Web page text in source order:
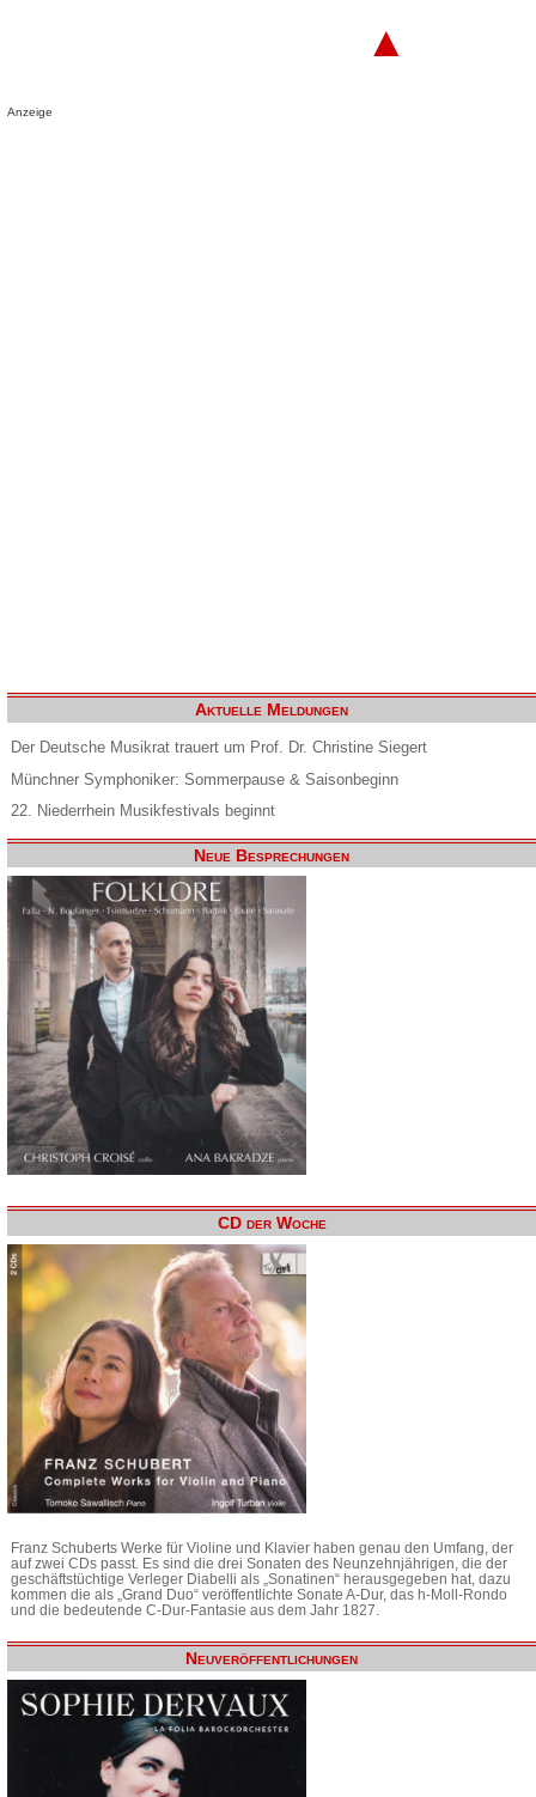
▲
Anzeige
Aktuelle Meldungen
Der Deutsche Musikrat trauert um Prof. Dr. Christine Siegert
Münchner Symphoniker: Sommerpause & Saisonbeginn
22. Niederrhein Musikfestivals beginnt
Neue Besprechungen
CD der Woche
Franz Schuberts Werke für Violine und Klavier haben genau den Umfang, der
auf zwei CDs passt. Es sind die drei Sonaten des Neunzehnjährigen, die der
geschäftstüchtige Verleger Diabelli als „Sonatinen“ herausgegeben hat, dazu
kommen die als „Grand Duo“ veröffentlichte Sonate A-Dur, das h-Moll-Rondo
und die bedeutende C-Dur-Fantasie aus dem Jahr 1827.
Neuveröffentlichungen